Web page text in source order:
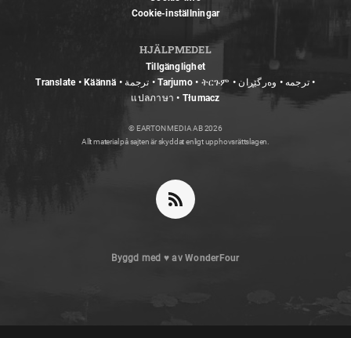
Cookie-inställningar
HJÄLPMEDEL
Tillgänglighet
Translate • Käännä • ترجمة • Tarjumo • ትርጉም • ترجمه • وەرگێڕان •
แปลภาษา • Tłumacz
© EARTON MEDIA AB 2026
Allt material på sajten är skyddat enligt upphovsrättslagen.
Byggd med ♥ avWonderFour